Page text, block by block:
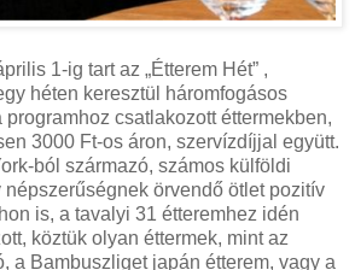
1-ig tart az „Étterem Hét” ,
héten keresztül háromfogásos
programhoz csatlakozott éttermekben,
3000 Ft-os áron, szervízdíjjal együtt.
ból származó, számos külföldi
örvendő ötlet pozitív
is, a tavalyi 31 étteremhez idén
köztük olyan éttermek, mint az
a Bambuszliget japán étterem, vagy a